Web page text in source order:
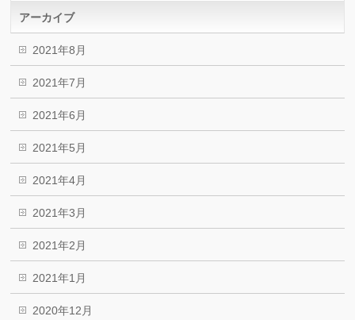
アーカイブ
2021年8月
2021年7月
2021年6月
2021年5月
2021年4月
2021年3月
2021年2月
2021年1月
2020年12月